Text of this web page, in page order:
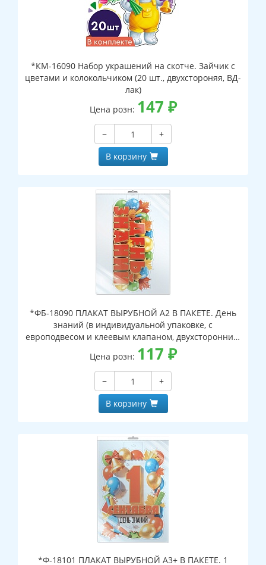
*КМ-16090 Набор украшений на скотче. Зайчик с
цветами и колокольчиком (20 шт., двухстороняя, ВД-
лак)
Цена розн: 147 ₽
−
+
В корзину
*ФБ-18090 ПЛАКАТ ВЫРУБНОЙ А2 В ПАКЕТЕ. День
знаний (в индивидуальной упаковке, с
европодвесом и клеевым клапаном, двухсторонний,
ВД-лак)
Цена розн: 117 ₽
−
+
В корзину
*Ф-18101 ПЛАКАТ ВЫРУБНОЙ А3+ В ПАКЕТЕ. 1